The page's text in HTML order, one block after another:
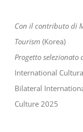
Con il contributo di
Tourism (Korea)
Progetto selezionato
International
Bilateral
Culture 2025